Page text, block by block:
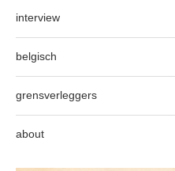
interview
belgisch
grensverleggers
about